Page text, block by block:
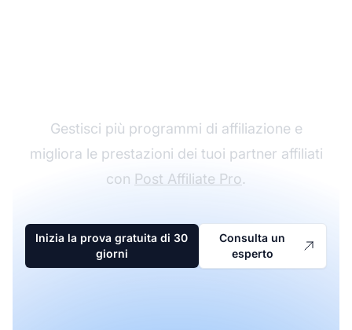
Gestisci più programmi di affiliazione e
migliora le prestazioni dei tuoi partner affiliati
con Post Affiliate Pro.
Inizia la prova gratuita di 30
giorni
Consulta un
esperto